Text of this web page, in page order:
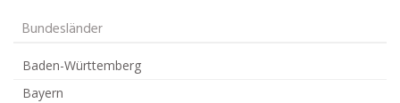
Bundesländer
Baden-Württemberg
Bayern